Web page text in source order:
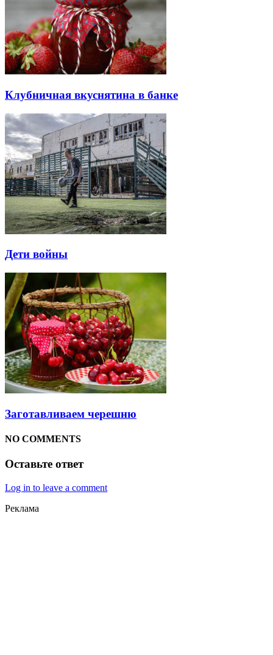
Клубничная вкуснятина в банке
Дети войны
Заготавливаем черешню
NO COMMENTS
Оставьте ответ
Log in to leave a comment
Реклама